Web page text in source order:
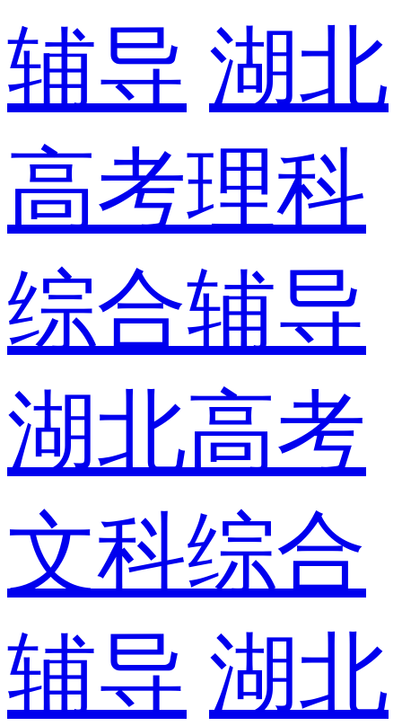
辅导 湖北
高考理科
综合辅导
湖北高考
文科综合
辅导 湖北